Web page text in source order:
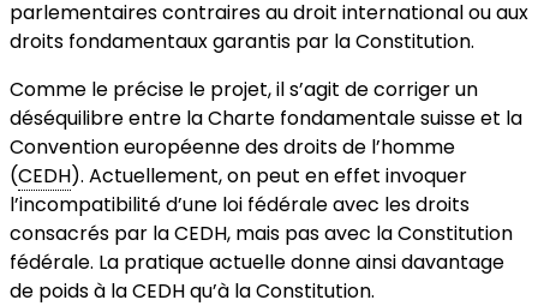
parlementaires contraires au droit international ou aux
droits fondamentaux garantis par la Constitution.
Comme le précise le projet, il s’agit de corriger un
déséquilibre entre la Charte fondamentale suisse et la
Convention européenne des droits de l’homme
(CEDH). Actuellement, on peut en effet invoquer
l’incompatibilité d’une loi fédérale avec les droits
consacrés par la CEDH, mais pas avec la Constitution
fédérale. La pratique actuelle donne ainsi davantage
de poids à la CEDH qu’à la Constitution.